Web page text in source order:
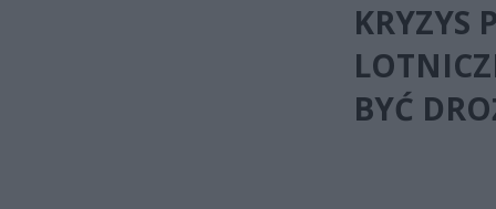
KRYZYS
BYĆ